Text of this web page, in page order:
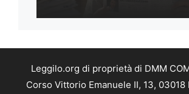
Leggilo.org di proprietà di DMM
Corso Vittorio Emanuele II, 13, 03018